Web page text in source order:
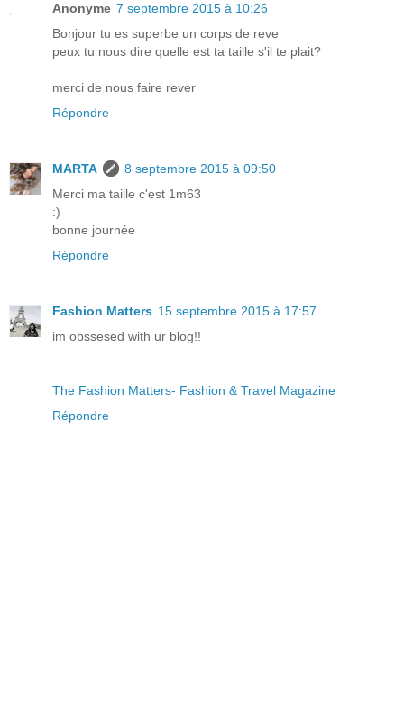
Anonyme 7 septembre 2015 à 10:26
Bonjour tu es superbe un corps de reve
peux tu nous dire quelle est ta taille s'il te plait?
merci de nous faire rever
Répondre
MARTA
8 septembre 2015 à 09:50
Merci ma taille c'est 1m63
:)
bonne journée
Répondre
Fashion Matters 15 septembre 2015 à 17:57
im obssesed with ur blog!!
The Fashion Matters- Fashion & Travel Magazine
Répondre